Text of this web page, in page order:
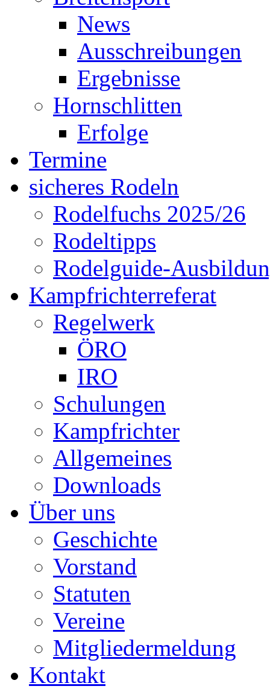
News
Ausschreibungen
Ergebnisse
Hornschlitten
Erfolge
Termine
sicheres Rodeln
Rodelfuchs 2025/26
Rodeltipps
Rodelguide-
Kampfrichterreferat
Regelwerk
ÖRO
IRO
Schulungen
Kampfrichter
Allgemeines
Downloads
Über uns
Geschichte
Vorstand
Statuten
Vereine
Mitgliedermeldung
Kontakt